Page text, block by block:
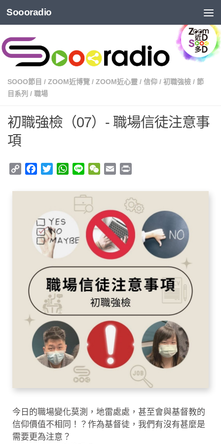
Soooradio
SOOO節目 / ZOOM近博覽 / ZOOM近心靈 / 信仰 / 初職強檢 / 節
目系列 / 職場
初職強檢（07）- 職場信徒注意事
項
Copy
Facebook
TwitterWhatsApp
Line WeChat
Email
今日的職場變化莫測，地雷處處，甚至會與基督教的
信仰價值不相同！？作為基督徒，我們有沒有甚麼是
需要更為注意？